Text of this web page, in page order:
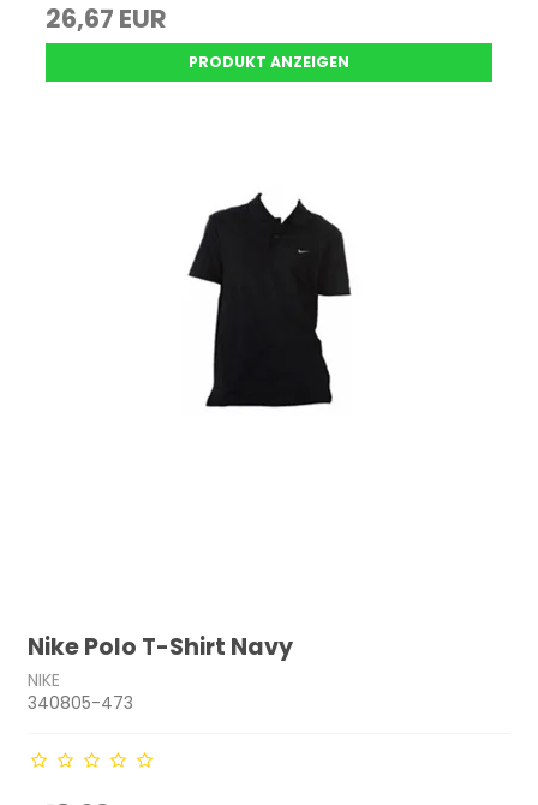
26,67 EUR
PRODUKT ANZEIGEN
Nike Polo T-Shirt Navy
NIKE
340805-473